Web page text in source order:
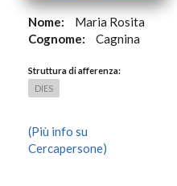
Nome:
Maria Rosita
Cognome:
Cagnina
Struttura di afferenza:
DIES
(Più info su
Cercapersone)